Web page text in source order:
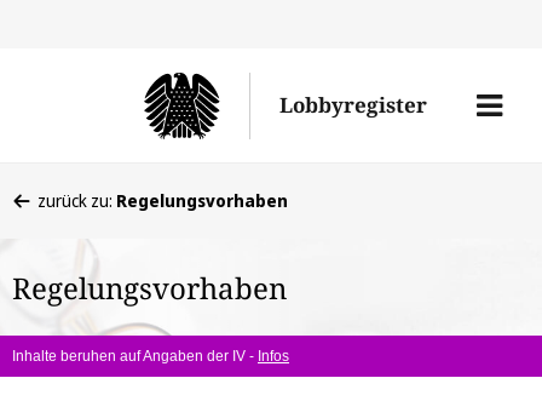
Lobbyregister
Menü
befinden
hier:
zurück zu: Regelungsvorhaben
Regelungsvorhaben
Inhalte beruhen auf Angaben der IV - Infos